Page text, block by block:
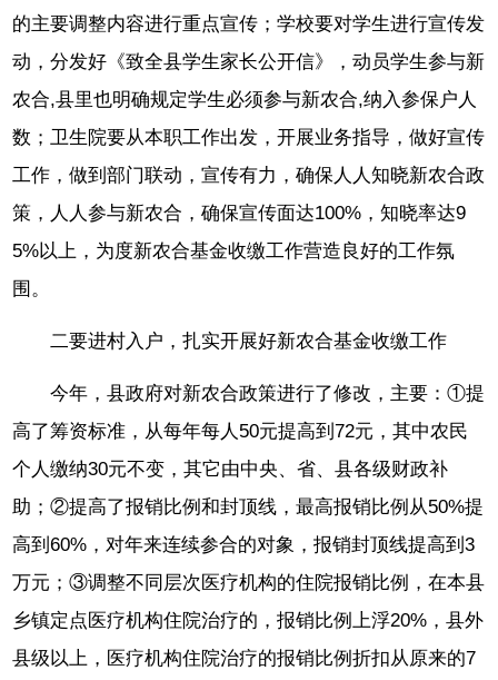
的主要调整内容进行重点宣传；学校要对学生进行宣传发
动，分发好《致全县学生家长公开信》，动员学生参与新
农合,县里也明确规定学生必须参与新农合,纳入参保户人
数；卫生院要从本职工作出发，开展业务指导，做好宣传
工作，做到部门联动，宣传有力，确保人人知晓新农合政
策，人人参与新农合，确保宣传面达100%，知晓率达9
5%以上，为度新农合基金收缴工作营造良好的工作氛
围。
二要进村入户，扎实开展好新农合基金收缴工作
今年，县政府对新农合政策进行了修改，主要：①提
高了筹资标准，从每年每人50元提高到72元，其中农民
个人缴纳30元不变，其它由中央、省、县各级财政补
助；②提高了报销比例和封顶线，最高报销比例从50%提
高到60%，对年来连续参合的对象，报销封顶线提高到3
万元；③调整不同层次医疗机构的住院报销比例，在本县
乡镇定点医疗机构住院治疗的，报销比例上浮20%，县外
县级以上，医疗机构住院治疗的报销比例折扣从原来的7